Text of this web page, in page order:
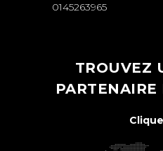
0145263965
TROUVEZ
PARTENAIRE